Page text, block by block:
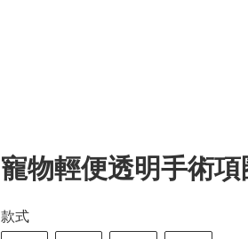
寵物輕便透明手術項
款式